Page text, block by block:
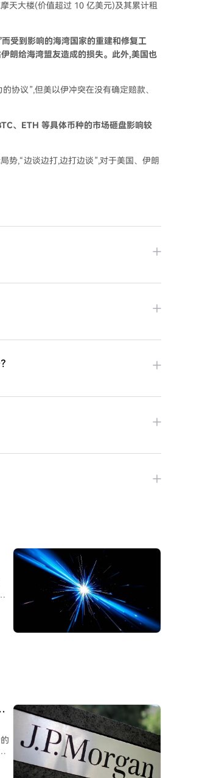
天大楼(价值超过 10 亿美元)及其累计租
受到影响的海湾国家的重建和修复工
朗给海湾盟友造成的损失。此外,美国也
协议”,但美以伊冲突在没有确定赔款、
、ETH 等具体币种的市场砸盘影响较
势,“边谈边打,边打边谈”,对于美国、伊朗